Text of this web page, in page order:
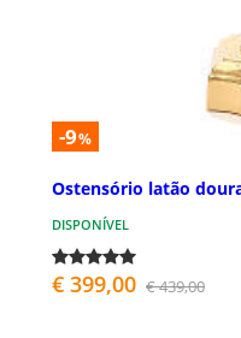
-9%
Ostensório latão
DISPONÍVEL
€ 399,00 € 439,00